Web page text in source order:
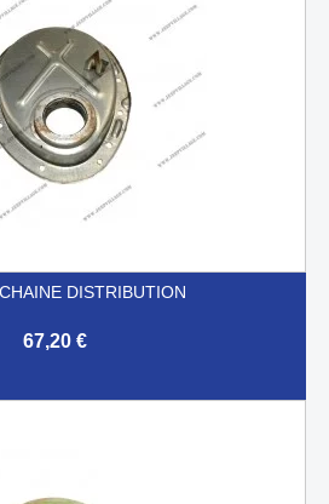
DISTRIBUTION
67,20 €